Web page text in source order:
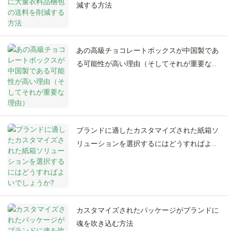
減する方法
あの高級チョコレートボックスが中国製であ
る可能性が高い理由（そしてそれが重要な理
ブランドに適したカスタマイズされた紙箱ソ
リューションを選択するにはどうすればよい
カスタマイズされたパッケージがブランドに
魂を吹き込む方法